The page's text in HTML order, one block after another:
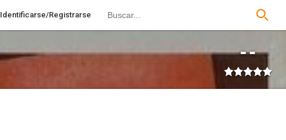
Identificarse/Registrarse
--